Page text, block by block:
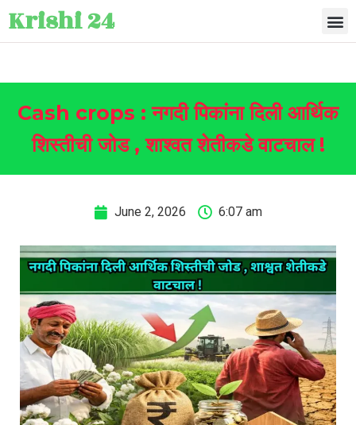
Krishi 24
Cash crops : नगदी पिकांना दिली आर्थिक
शिस्तीची जोड , शाश्वत शेतीकडे वाटचाल !
June 2, 2026 6:07 am